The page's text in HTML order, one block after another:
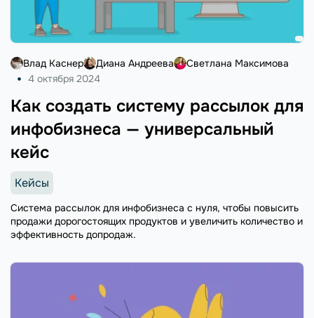
Как создать систему рассылок для
инфобизнеса — универсальный
кейс
Влад Каснер Диана Андреева
Светлана Максимова
4 октября 2024
Кейсы
Система рассылок для инфобизнеса с нуля, чтобы повысить
продажи дорогостоящих продуктов и увеличить количество и
эффективность допродаж.